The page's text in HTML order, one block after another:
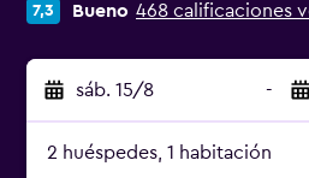
7,3 Bueno 468 calificaciones
sáb. 15/8 -
2 huéspedes, 1 habitación